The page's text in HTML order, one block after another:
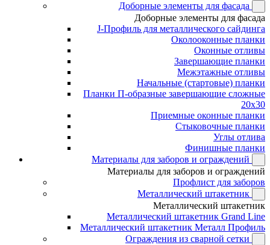
Доборные элементы для фасада
Доборные элементы для фасада
J-Профиль для металлического сайдинга
Околооконные планки
Оконные отливы
Завершающие планки
Межэтажные отливы
Начальные (стартовые) планки
Планки П-образные завершающие сложные
20x30
Приемные оконные планки
Стыковочные планки
Углы отлива
Финишные планки
Материалы для заборов и ограждений
Материалы для заборов и ограждений
Профлист для заборов
Металлический штакетник
Металлический штакетник
Металлический штакетник Grand Line
Металлический штакетник Металл Профиль
Ограждения из сварной сетки